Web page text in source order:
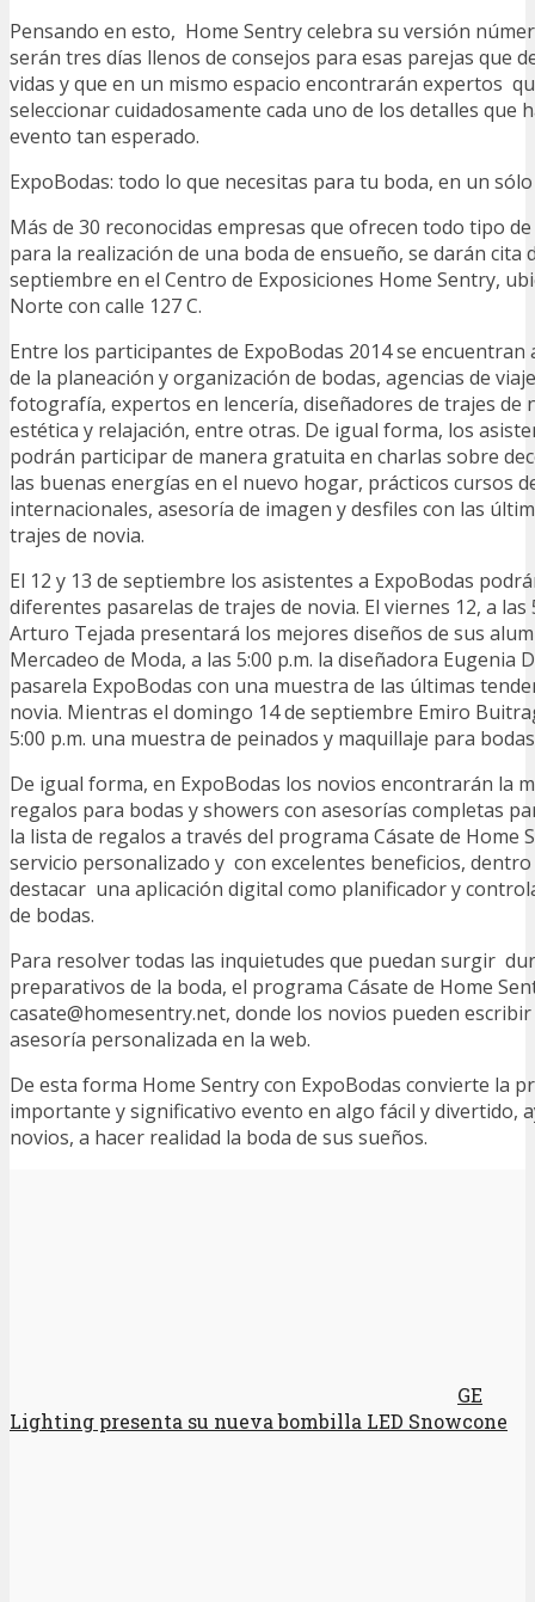
Pensando en esto, Home Sentry celebra su versión
serán tres días llenos de consejos para esas parejas que
vidas y que en un mismo espacio encontrarán expertos
seleccionar cuidadosamente cada uno de los detalles que
evento tan esperado.
ExpoBodas: todo lo que necesitas para tu boda, en un
Más de 30 reconocidas empresas que ofrecen todo tipo
para la realización de una boda de ensueño, se darán cita
septiembre en el Centro de Exposiciones Home Sentry,
Norte con calle 127 C.
Entre los participantes de ExpoBodas 2014 se encuentran
de la planeación y organización de bodas, agencias de
fotografía, expertos en lencería, diseñadores de trajes de
estética y relajación, entre otras. De igual forma, los
podrán participar de manera gratuita en charlas sobre
las buenas energías en el nuevo hogar, prácticos cursos
internacionales, asesoría de imagen y desfiles con las
trajes de novia.
El 12 y 13 de septiembre los asistentes a ExpoBodas
diferentes pasarelas de trajes de novia. El viernes 12, a las
Arturo Tejada presentará los mejores diseños de sus
Mercadeo de Moda, a las 5:00 p.m. la diseñadora Eugenia
pasarela ExpoBodas con una muestra de las últimas
novia. Mientras el domingo 14 de septiembre Emiro
5:00 p.m. una muestra de peinados y maquillaje para
De igual forma, en ExpoBodas los novios encontrarán la
regalos para bodas y showers con asesorías completas
la lista de regalos a través del programa Cásate de Home
servicio personalizado y con excelentes beneficios, dentro
destacar una aplicación digital como planificador y
de bodas.
Para resolver todas las inquietudes que puedan surgir
preparativos de la boda, el programa Cásate de Home
casate@homesentry.net, donde los novios pueden
asesoría personalizada en la web.
De esta forma Home Sentry con ExpoBodas convierte la
importante y significativo evento en algo fácil y divertido,
novios, a hacer realidad la boda de sus sueños.
GE
Lighting presenta su nueva bombilla LED Snowcone